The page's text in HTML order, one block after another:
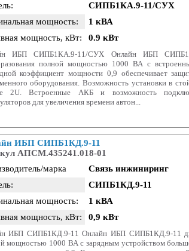
СИПБ1КА.9-11/СУХ
мощность:
1 кВА
мощность, кВт:
0.9 кВт
ИБП СИПБ1КА.9-11/СУХ Онлайн ИБП
полной мощностью 1000 ВА с
коэффициент мощности 0,9 обеспечивает
оборудования. Возможность установки в
2U. Встроенные АКБ и возможность
для увеличения времени автон...
ИБП СИПБ1КД.9-11
АПСМ.435241.018-01
марка
Связь инжиниринг
СИПБ1КД.9-11
мощность:
1 кВА
мощность, кВт:
0,9 кВт
ИБП СИПБ1КД.9-11 Онлайн ИБП СИПБ1КД.9-11
мощностью 1000 ВА с зарядным устройством